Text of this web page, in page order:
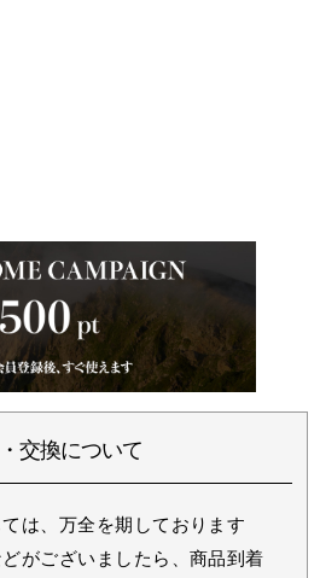
交換について
は、万全を期しております
がございましたら、商品到着